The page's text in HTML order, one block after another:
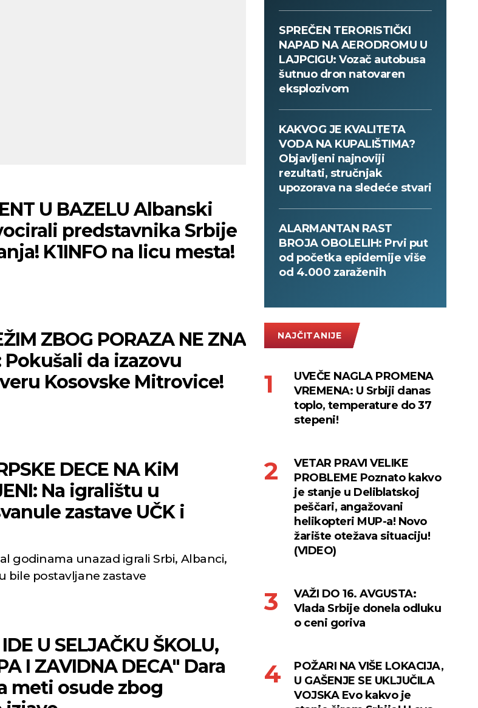
U BAZELU Albanski
predstavnika Srbije
K1INFO na licu mesta!
ZBOG PORAZA NE ZNA
Pokušali da izazovu
Kosovske Mitrovice!
DECE NA KiM
Na igralištu u
zastave UČK i
godinama unazad igrali Srbi, Albanci,
bile postavljane zastave
U SELJAČKU ŠKOLU,
I ZAVIDNA DECA" Dara
meti osude zbog
SPREČEN TERORISTIČKI
NAPAD NA AERODROMU U
LAJPCIGU: Vozač autobusa
šutnuo dron natovaren
eksplozivom
KAKVOG JE KVALITETA
VODA NA KUPALIŠTIMA?
Objavljeni najnoviji
rezultati, stručnjak
upozorava na sledeće stvari
ALARMANTAN RAST
BROJA OBOLELIH: Prvi put
od početka epidemije više
od 4.000 zaraženih
NAJČITANIJE
UVEČE NAGLA PROMENA
VREMENA: U Srbiji danas
toplo, temperature do 37
stepeni!
VETAR PRAVI VELIKE
PROBLEME Poznato kakvo
je stanje u Deliblatskoj
peščari, angažovani
helikopteri MUP-a! Novo
žarište otežava situaciju!
(VIDEO)
VAŽI DO 16. AVGUSTA:
Vlada Srbije donela odluku
o ceni goriva
POŽARI NA VIŠE LOKACIJA,
U GAŠENJE SE UKLJUČILA
VOJSKA Evo kakvo je